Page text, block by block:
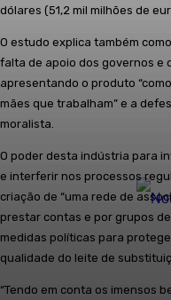
dólares (51,2 mil milhões de
O estudo explica também
falta de apoio dos governos e
apresentando o produto
mães que trabalham” e a
moralista.
O poder desta indústria para
e interferir nos processos
criação de “uma rede de
prestar contas e por grupos
medidas políticas para
qualidade do leite de
“Tendo em conta os imensos